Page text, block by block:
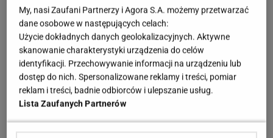
Hanna Mikućw serialu "M jak miłość" gra Krysię,
żonę Wojtka Marszałka, w którego wcielał się
Emilian Kamiński. Wojtek jest też ojcem serialowej
Magdy (Anna Mucha). W ostatniej rozmowie z
"Faktem" Hanna Mikuć wspomniała ostatnie
wspólne chwile na planie. Już wtedy zaniepokoił ją
My, nasi Zaufani Partnerzy i Agora S.A. możemy przetwarzać
dane osobowe w następujących celach:
Użycie dokładnych danych geolokalizacyjnych. Aktywne
skanowanie charakterystyki urządzenia do celów
identyfikacji. Przechowywanie informacji na urządzeniu lub
dostęp do nich. Spersonalizowane reklamy i treści, pomiar
reklam i treści, badnie odbiorców i ulepszanie usług.
Lista Zaufanych Partnerów